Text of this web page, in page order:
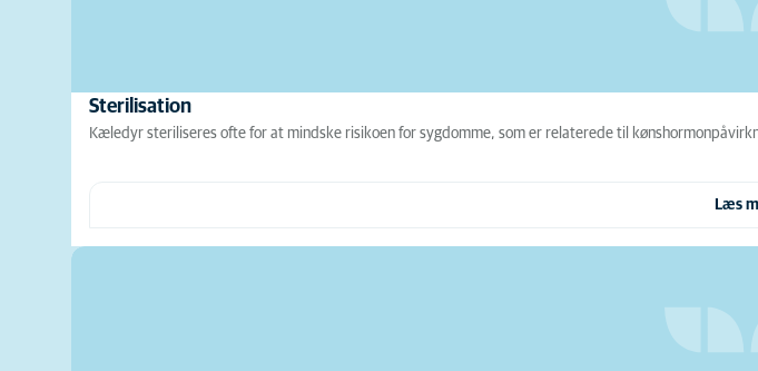
Sterilisation
Kæledyr steriliseres ofte for at mindske risikoen for sygdomme, som er relaterede til
Læs